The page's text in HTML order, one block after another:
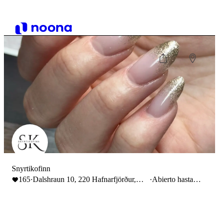
Snyrtikofinn
165·Dalshraun 10, 220 Hafnarfjörður,
·Abierto hasta